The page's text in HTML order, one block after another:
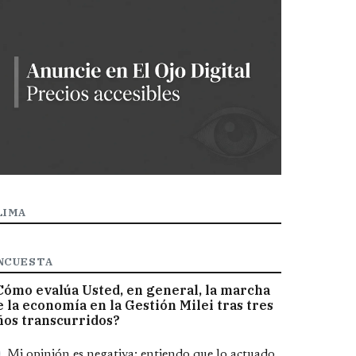
evalúa Usted, en general, la marcha
la economía en la Gestión Milei tras tres
transcurridos?